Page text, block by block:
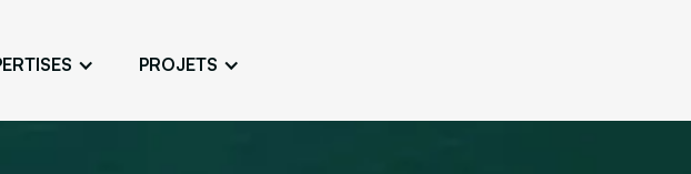
PROJETS
Travailler une image fidèle et Concevoir